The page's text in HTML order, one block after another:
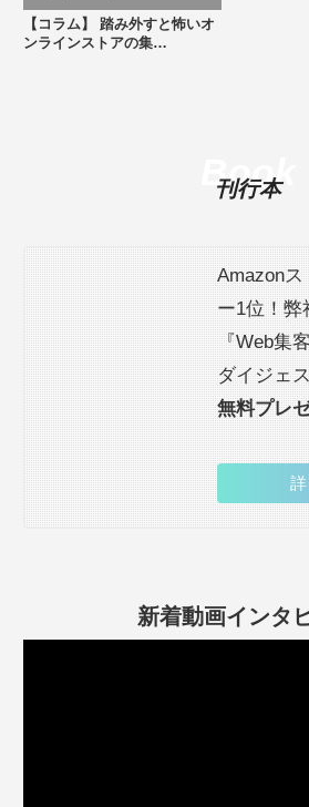
【コラム】 踏み外すと怖いオ
ンラインストアの集…
刊行本
Book
Amazon
ー1位！弊
『Web集
ダイジェ
無料プレ
新着動画インタ